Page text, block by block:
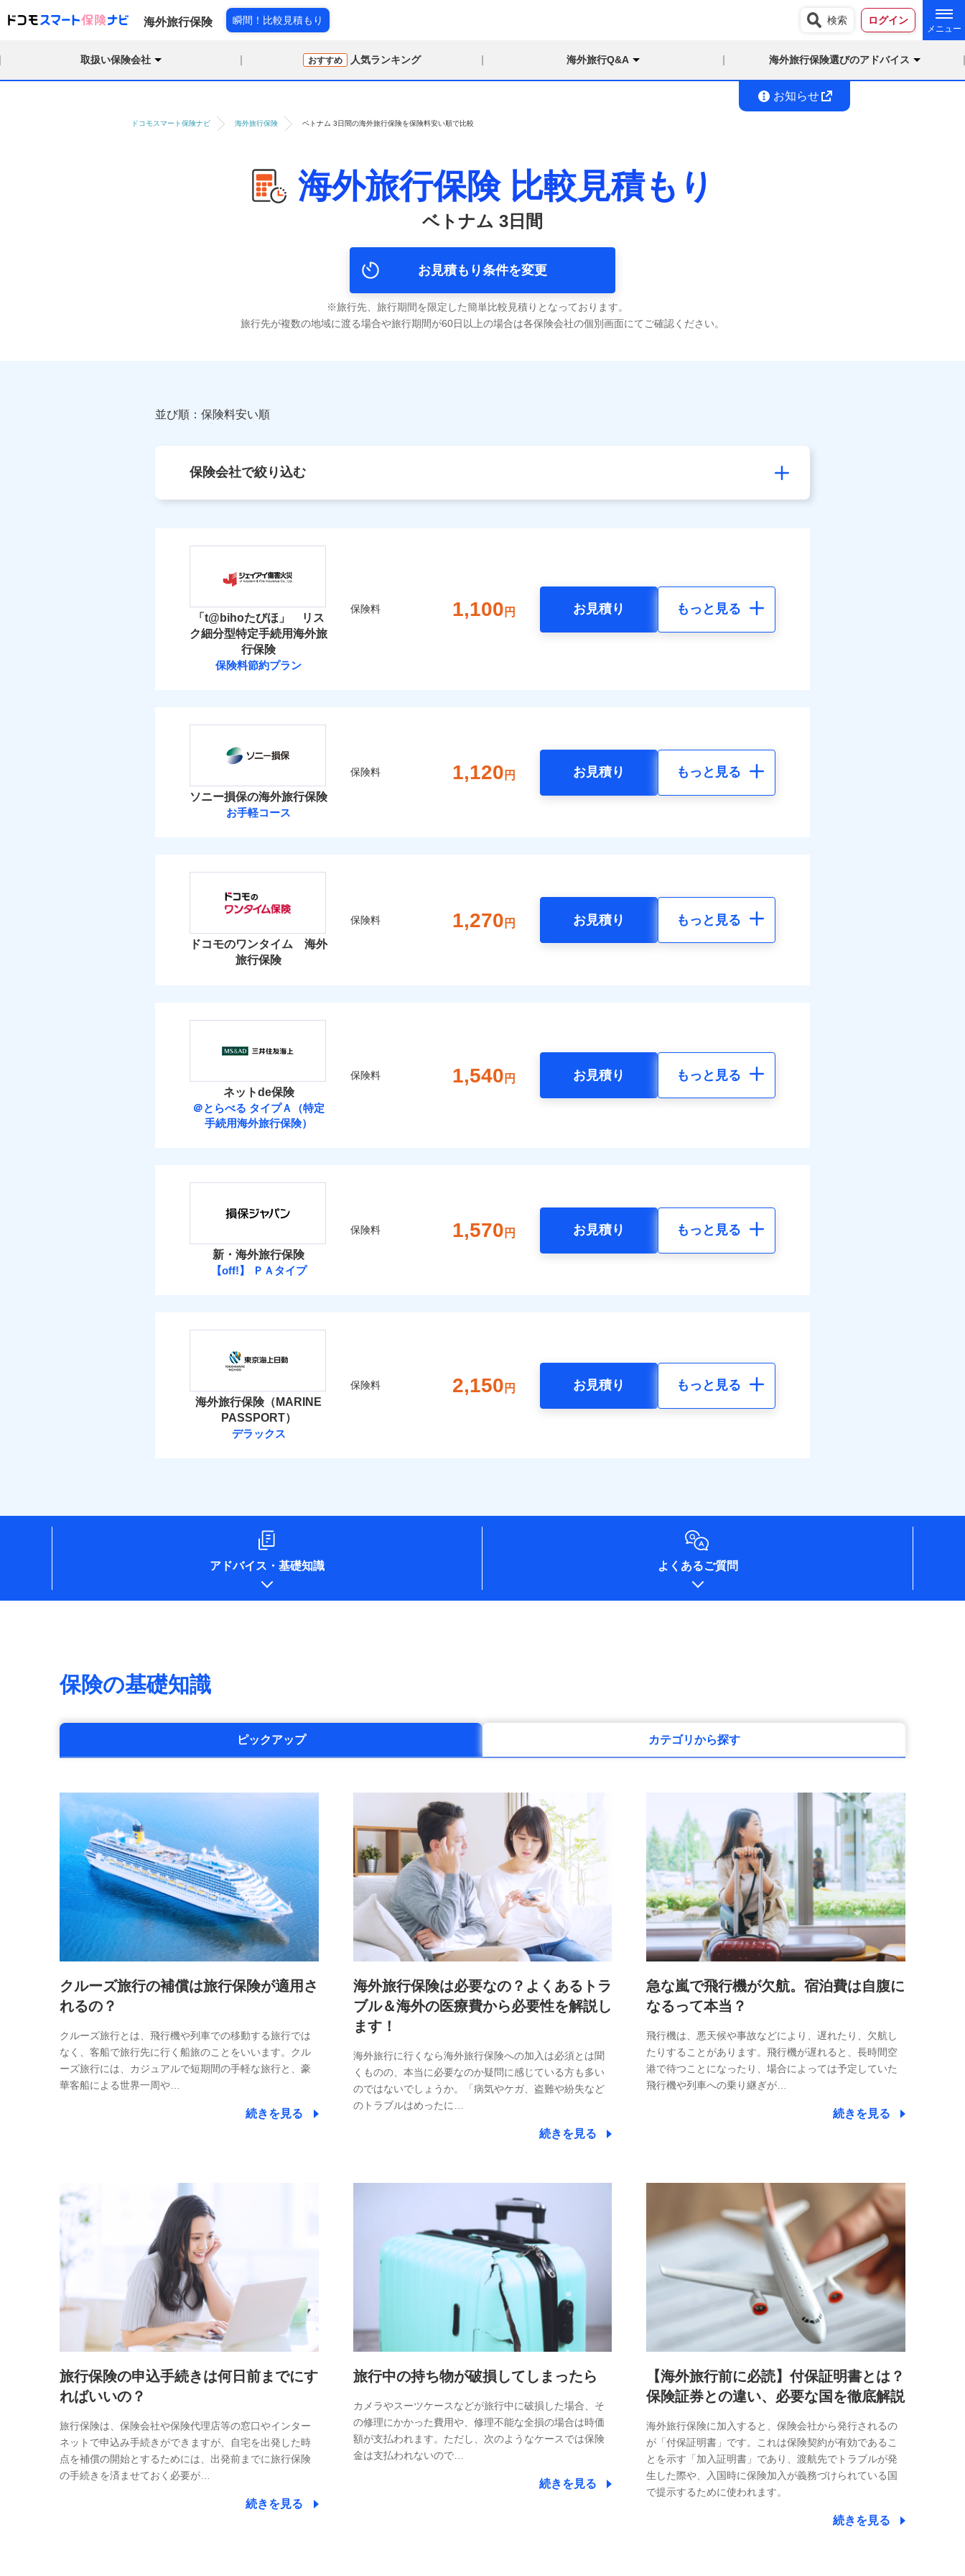
海外旅行保険 瞬間！比較見積もり 検索 ログイン
取扱い保険会社 おすすめ 人気ランキング 海外旅行Q&A 海外旅行保険選びのアドバイス
お知らせ
ドコモスマート保険ナビ 海外旅行保険 ベトナム 3日間の海外旅行保険を保険料安い順で比較
海外旅行保険 比較見積もり
ベトナム 3日間
お見積もり条件を変更
旅行先、旅行期間を限定した簡単比較見積りとなっております。
旅行先が複数の地域に渡る場合や旅行期間が60日以上の場合は各保険会社の個別画面にてご確認ください。
並び順：保険料安い順
保険会社で絞り込む
「t@bihoたびほ」 リス
ク細分型特定手続用海外旅
行保険
保険料節約プラン
保険料 1,100 円 お見積り もっと見る
ソニー損保の海外旅行保険
お手軽コース
保険料 1,120 円 お見積り もっと見る
ドコモのワンタイム 海外
旅行保険
保険料 1,270 円 お見積り もっと見る
ネットde保険
＠とらべる タイプＡ（特定
手続用海外旅行保険）
保険料 1,540 円 お見積り もっと見る
新・海外旅行保険
【off!】 ＰＡタイプ
保険料 1,570 円 お見積り もっと見る
海外旅行保険（MARINE
PASSPORT）
デラックス
保険料 2,150 円 お見積り もっと見る
アドバイス ・ 基礎知識 よくあるご質問
保険の基礎知識
ピックアップ カテゴリから探す
クルーズ旅行の補償は旅行保険が適用さ
れるの？
クルーズ旅行とは、飛行機や列車での移動する旅行では
なく、客船で旅行先に行く船旅のことをいいます。クル
ーズ旅行には、カジュアルで短期間の手軽な旅行と、豪
華客船による世界一周や…
続きを見る
海外旅行保険は必要なの？よくあるトラ
ブル＆海外の医療費から必要性を解説し
ます！
海外旅行に行くなら海外旅行保険への加入は必須とは聞
くものの、本当に必要なのか疑問に感じている方も多い
のではないでしょうか。「病気やケガ、盗難や紛失など
のトラブルはめったに…
続きを見る
急な嵐で飛行機が欠航。宿泊費は自腹に
なるって本当？
飛行機は、悪天候や事故などにより、遅れたり、欠航し
たりすることがあります。飛行機が遅れると、長時間空
港で待つことになったり、場合によっては予定していた
飛行機や列車への乗り継ぎが…
続きを見る
旅行保険の申込手続きは何日前までにす
ればいいの？
旅行保険は、保険会社や保険代理店等の窓口やインター
ネットで申込み手続きができますが、自宅を出発した時
点を補償の開始とするためには、出発前までに旅行保険
の手続きを済ませておく必要が…
続きを見る
旅行中の持ち物が破損してしまったら
カメラやスーツケースなどが旅行中に破損した場合、そ
の修理にかかった費用や、修理不能な全損の場合は時価
額が支払われます。ただし、次のようなケースでは保険
金は支払われないので…
続きを見る
【海外旅行前に必読】付保証明書とは？
保険証券との違い、必要な国を徹底解説
海外旅行保険に加入すると、保険会社から発行されるの
が「付保証明書」です。これは保険契約が有効であるこ
とを示す「加入証明書」であり、渡航先でトラブルが発
生した際や、入国時に保険加入が義務づけられている国
で提示するために使われます。
続きを見る